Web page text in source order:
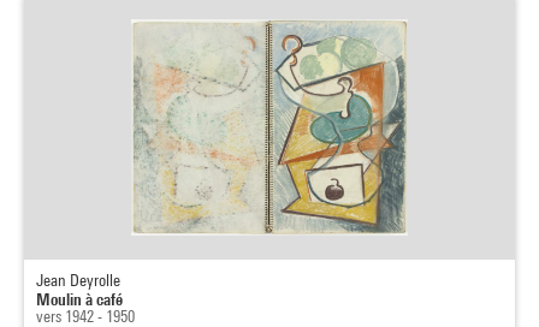
Jean Deyrolle
Moulin à café
vers 1942 - 1950